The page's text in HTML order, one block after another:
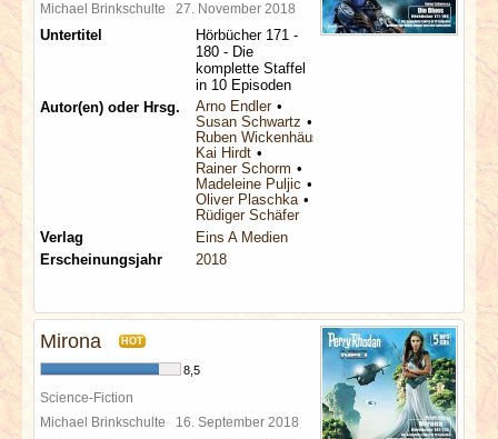
Michael Brinkschulte 27. November 2018
Untertitel
Hörbücher 171 -
180 - Die
komplette Staffel
in 10 Episoden
Autor(en) oder Hrsg.
Arno Endler
Susan Schwartz
Ruben Wickenhäuser
Kai Hirdt
Rainer Schorm
Madeleine Puljic
Oliver Plaschka
Rüdiger Schäfer
Verlag
Eins A Medien
Erscheinungsjahr
2018
Mirona HOT
8,5
Science-Fiction
Michael Brinkschulte 16. September 2018